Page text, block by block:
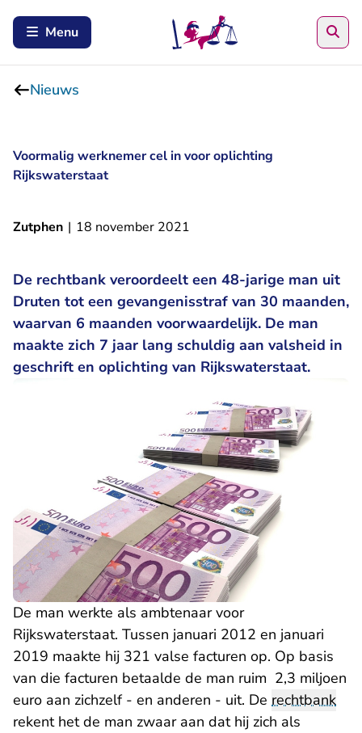
Menu
Nieuws
Voormalig werknemer cel in voor oplichting
Rijkswaterstaat
Zutphen | 18 november 2021
De rechtbank veroordeelt een 48-jarige man uit
Druten tot een gevangenisstraf van 30 maanden,
waarvan 6 maanden voorwaardelijk. De man
maakte zich 7 jaar lang schuldig aan valsheid in
geschrift en oplichting van Rijkswaterstaat.
De man werkte als ambtenaar voor
Rijkswaterstaat. Tussen januari 2012 en januari
2019 maakte hij 321 valse facturen op. Op basis
van die facturen betaalde de man ruim 2,3 miljoen
euro aan zichzelf - en anderen - uit. De rechtbank
rekent het de man zwaar aan dat hij zich als